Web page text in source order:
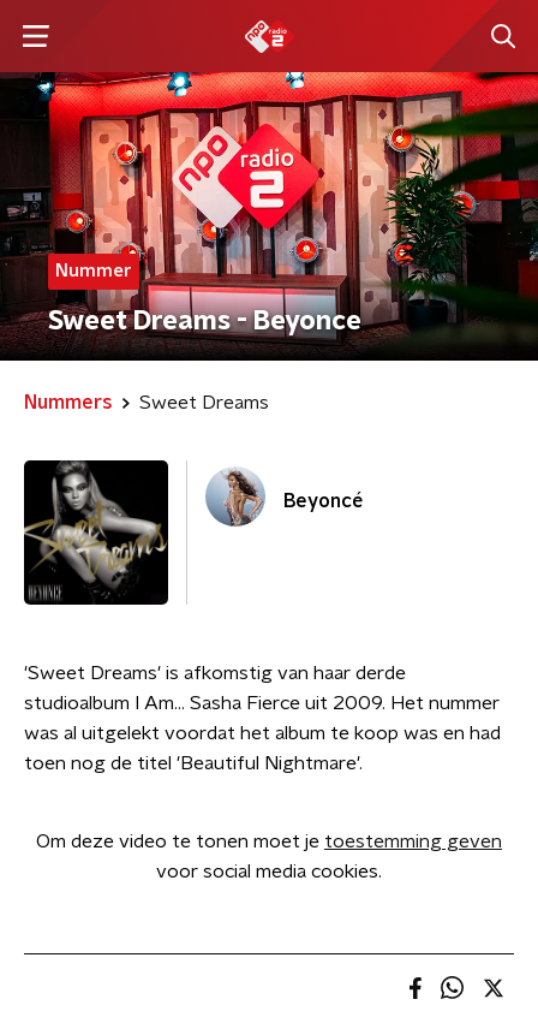
Nummer
Sweet Dreams - Beyonce
Nummers Sweet Dreams
Beyoncé
'Sweet Dreams' is afkomstig van haar derde
studioalbum I Am... Sasha Fierce uit 2009. Het nummer
was al uitgelekt voordat het album te koop was en had
toen nog de titel 'Beautiful Nightmare'.
Om deze video te tonen moet je toestemming geven
voor social media cookies.